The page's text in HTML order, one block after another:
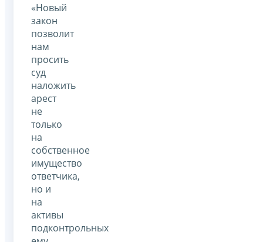
«Новый
закон
позволит
нам
просить
суд
наложить
арест
не
только
на
собственное
имущество
ответчика,
но и
на
активы
подконтрольных